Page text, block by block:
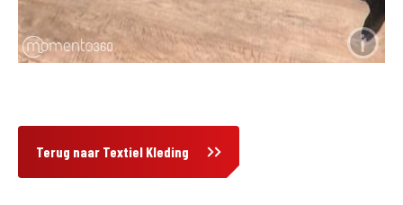
Terug naar Textiel Kleding